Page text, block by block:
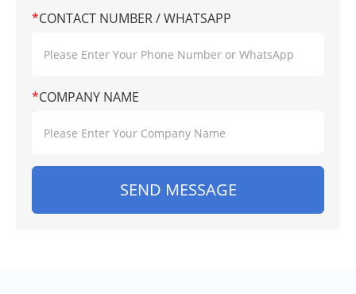
*CONTACT NUMBER / WHATSAPP
*COMPANY NAME
SEND MESSAGE